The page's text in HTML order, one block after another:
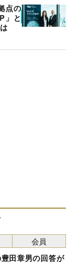
点の
」と
田章男の回答が
会員